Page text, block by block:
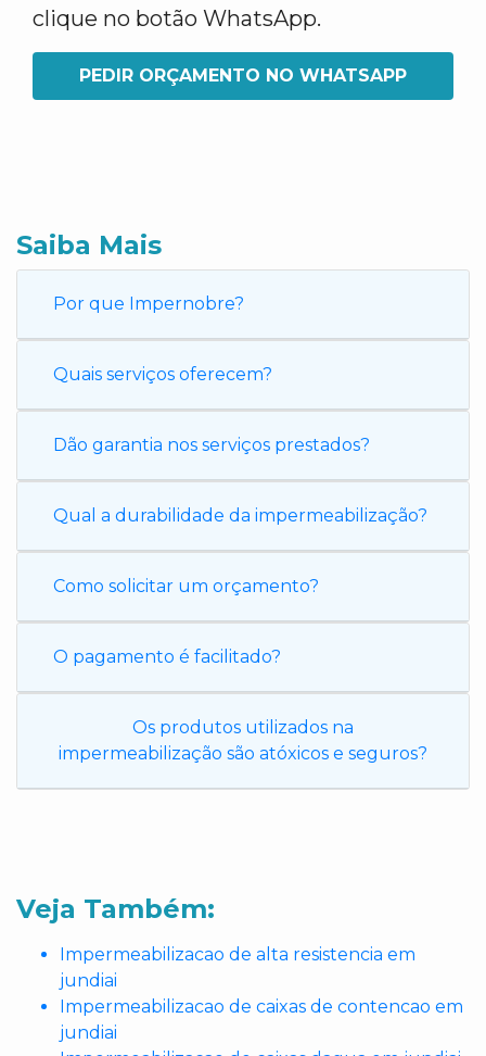
clique no botão WhatsApp.
PEDIR ORÇAMENTO NO WHATSAPP
Saiba Mais
Por que Impernobre?
Quais serviços oferecem?
Dão garantia nos serviços prestados?
Qual a durabilidade da impermeabilização?
Como solicitar um orçamento?
O pagamento é facilitado?
Os produtos utilizados na
impermeabilização são atóxicos e seguros?
Veja Também:
Impermeabilizacao de alta resistencia em
jundiai
Impermeabilizacao de caixas de contencao em
jundiai